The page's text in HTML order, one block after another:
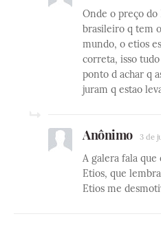
Onde o preço do
brasileiro q tem
mundo, o etios
correta, isso
ponto d achar q
juram q estao
Anônimo 3 de
A galera fala
Etios, que
Etios me